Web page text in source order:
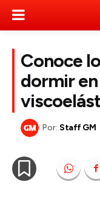
Conoce
dormir
Por: Staff GM